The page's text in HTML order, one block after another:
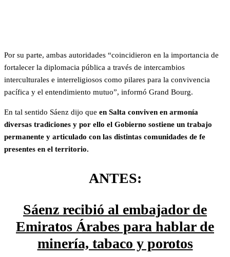
Por su parte, ambas autoridades “coincidieron en la importancia de
fortalecer la diplomacia pública a través de intercambios
interculturales e interreligiosos como pilares para la convivencia
pacífica y el entendimiento mutuo”, informó Grand Bourg.
En tal sentido Sáenz dijo que en Salta conviven en armonía
diversas tradiciones y por ello el Gobierno sostiene un trabajo
permanente y articulado con las distintas comunidades de fe
presentes en el territorio.
ANTES:
Sáenz recibió al embajador de
Emiratos Árabes para hablar de
minería, tabaco y porotos